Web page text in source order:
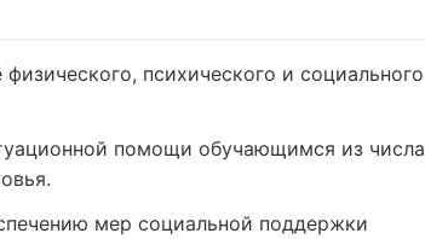
психического и социального
помощи обучающимся из числа
мер социальной поддержки